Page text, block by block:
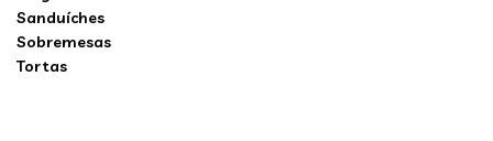
Sanduíches
Sobremesas
Tortas